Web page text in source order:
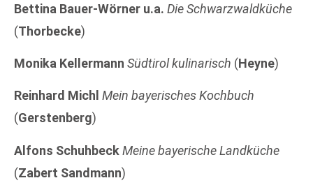
Bettina Bauer-Wörner u.a. Die Schwarzwaldküche
(Thorbecke)
Monika Kellermann Südtirol kulinarisch (Heyne)
Reinhard Michl Mein bayerisches Kochbuch
(Gerstenberg)
Alfons SchuhbeckMeine bayerische Landküche
(Zabert Sandmann)